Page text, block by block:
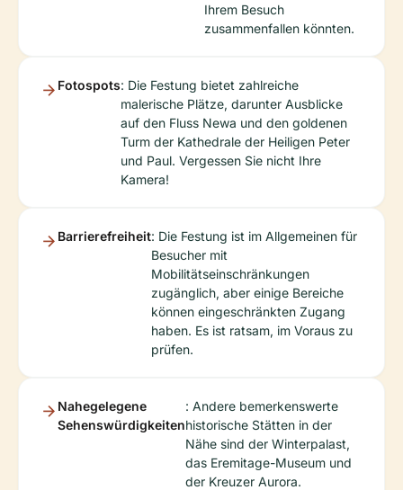
Ihrem Besuch
zusammenfallen könnten.
Fotospots: Die Festung bietet zahlreiche
malerische Plätze, darunter Ausblicke
auf den Fluss Newa und den goldenen
Turm der Kathedrale der Heiligen Peter
und Paul. Vergessen Sie nicht Ihre
Kamera!
Barrierefreiheit: Die Festung ist im Allgemeinen für
Besucher mit
Mobilitätseinschränkungen
zugänglich, aber einige Bereiche
können eingeschränkten Zugang
haben. Es ist ratsam, im Voraus zu
prüfen.
Nahegelegene
Sehenswürdigkeiten
: Andere bemerkenswerte
historische Stätten in der
Nähe sind der Winterpalast,
das Eremitage-Museum und
der Kreuzer Aurora.